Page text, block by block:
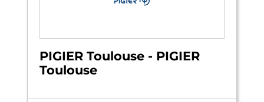
PIGIER Toulouse - PIGIER
Toulouse